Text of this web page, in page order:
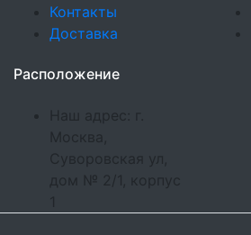
Контакты
Доставка
Расположение
Наш адрес: г.
Москва,
Суворовская ул,
дом № 2/1, корпус